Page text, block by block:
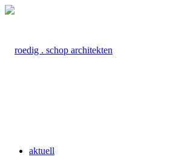
aktuell